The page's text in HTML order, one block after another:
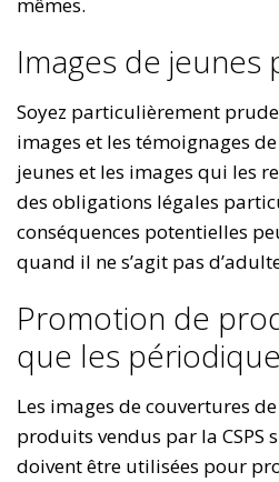
Images de jeunes
Soyez particulièrement
images et les témoignages
jeunes et les images qui les
des obligations légales
conséquences potentielles
quand il ne s’agit pas
Promotion de
que les
Les images de couvertures
produits vendus par la CSPS
doivent être utilisées pour